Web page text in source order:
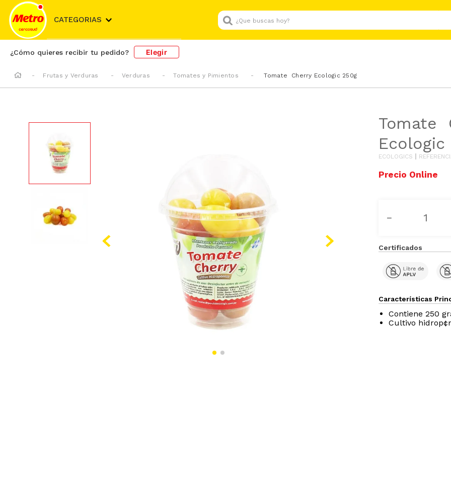
CATEGORIAS
¿Que buscas hoy?
¿Cómo quieres recibir tu pedido? Elegir
Frutas y Verduras Verduras Tomates y Pimientos Tomate Cherry Ecologic 250g
Tomate
Ecologic
ECOLOGICS
－
Certificados
Características
Contiene 250
Cultivo